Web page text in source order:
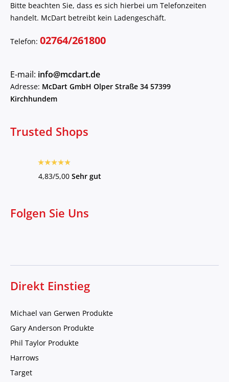
Bitte beachten Sie, dass es sich hierbei um Telefonzeiten
handelt. McDart betreibt kein Ladengeschäft.
Telefon: 02764/261800
E-mail: info@mcdart.de
Adresse: McDart GmbH Olper Straße 34 57399
Kirchhundem
Trusted Shops
4,83/5,00 Sehr gut
Folgen Sie Uns
Direkt Einstieg
Michael van Gerwen Produkte
Gary Anderson Produkte
Phil Taylor Produkte
Harrows
Target